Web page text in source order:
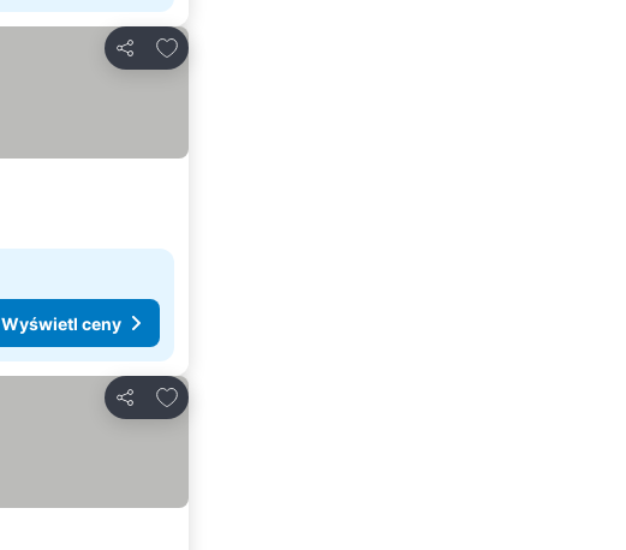
Udostępnij
Dodaj do ulubionych
Wyświetl ceny
Udostępnij
Dodaj do ulubionych